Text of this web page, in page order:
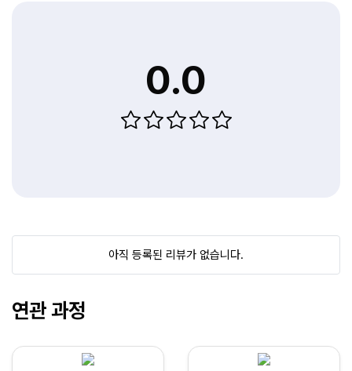
0.0
아직 등록된 리뷰가 없습니다.
연관 과정